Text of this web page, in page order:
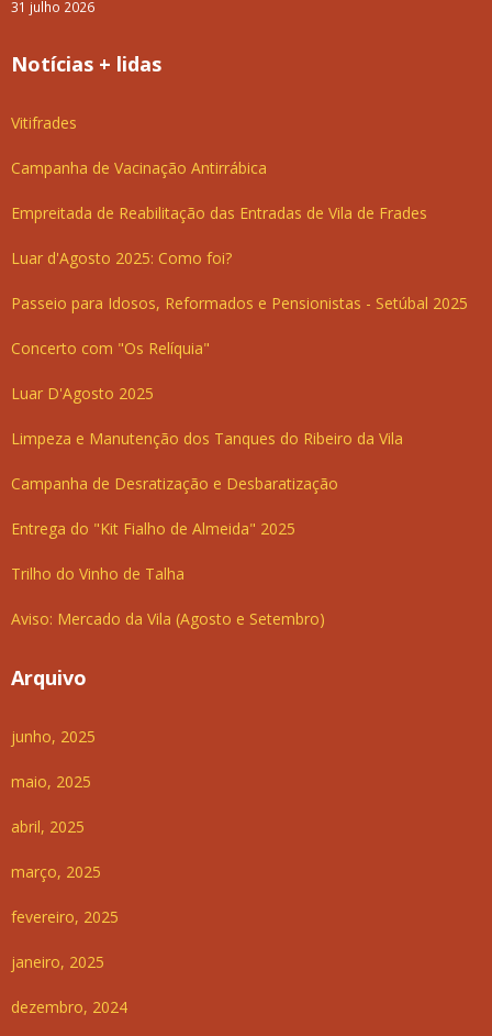
31 julho 2026
Notícias + lidas
Vitifrades
Campanha de Vacinação Antirrábica
Empreitada de Reabilitação das Entradas de Vila de Frades
Luar d'Agosto 2025: Como foi?
Passeio para Idosos, Reformados e Pensionistas - Setúbal 2025
Concerto com "Os Relíquia"
Luar D'Agosto 2025
Limpeza e Manutenção dos Tanques do Ribeiro da Vila
Campanha de Desratização e Desbaratização
Entrega do "Kit Fialho de Almeida" 2025
Trilho do Vinho de Talha
Aviso: Mercado da Vila (Agosto e Setembro)
Arquivo
junho, 2025
maio, 2025
abril, 2025
março, 2025
fevereiro, 2025
janeiro, 2025
dezembro, 2024